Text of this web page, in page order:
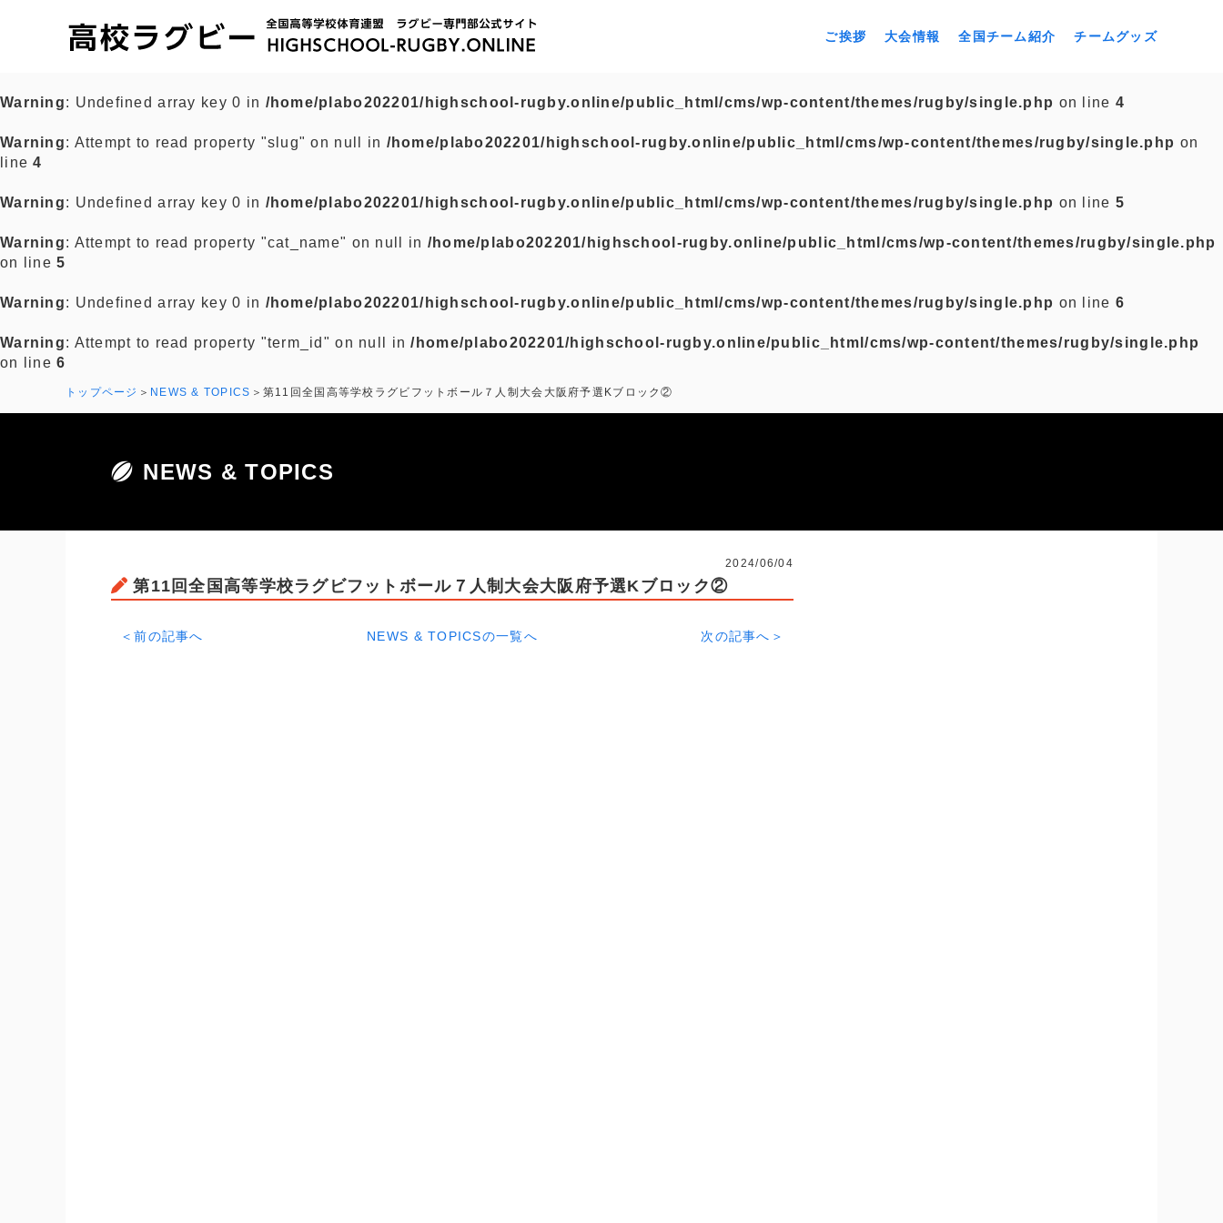
ご挨拶 大会情報 全国チーム紹介 チームグッズ
Warning: Undefined array key 0 in /home/plabo202201/highschool-rugby.online/public_html/cms/wp-content/themes/rugby/single.php on line 4
Warning: Attempt to read property "slug" on null in /home/plabo202201/highschool-rugby.online/public_html/cms/wp-content/themes/rugby/single.php on
line4
Warning: Undefined array key 0 in /home/plabo202201/highschool-rugby.online/public_html/cms/wp-content/themes/rugby/single.php on line 5
Warning: Attempt to read property "cat_name" on null in /home/plabo202201/highschool-rugby.online/public_html/cms/wp-content/themes/rugby/single.php
on line5
Warning: Undefined array key 0 in /home/plabo202201/highschool-rugby.online/public_html/cms/wp-content/themes/rugby/single.php on line 6
Warning: Attempt to read property "term_id" on null in/home/plabo202201/highschool-rugby.online/public_html/cms/wp-content/themes/rugby/single.php
on line6
トップページ NEWS & TOPICS 第11回全国高等学校ラグビフットボール７人制大会大阪府予選Kブロック②
NEWS & TOPICS
2024/06/04
第11回全国高等学校ラグビフットボール７人制大会大阪府予選Kブロック②
＜前の記事へ NEWS & TOPICSの一覧へ 次の記事へ＞